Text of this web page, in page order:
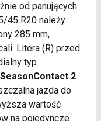
od panujących
45 R20 należy
285 mm,
Litera (R) przed
typ
2
jazda do
wartość
na pojedyncze